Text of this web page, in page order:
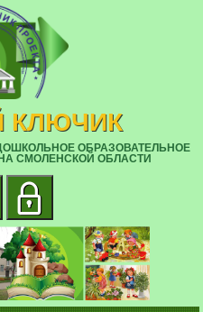
КЛЮЧИК
ОБРАЗОВАТЕЛЬНОЕ
СМОЛЕНСКОЙ ОБЛАСТИ